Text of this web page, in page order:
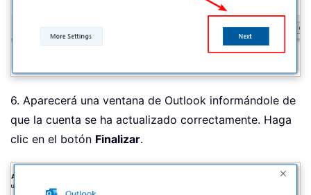
6. Aparecerá una ventana de Outlook informándole de
que la cuenta se ha actualizado correctamente. Haga
clic en el botón Finalizar.